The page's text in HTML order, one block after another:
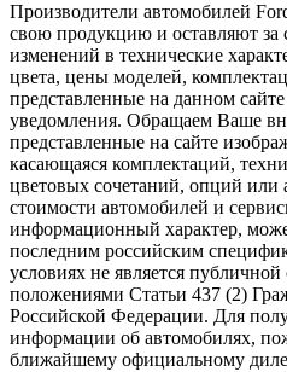
Производители автомобилей
свою продукцию и оставляют за
изменений в технические
цвета, цены моделей,
представленные на данном
уведомления. Обращаем Ваше
представленные на сайте
касающаяся комплектаций,
цветовых сочетаний, опций или
стоимости автомобилей и
информационный характер,
последним российским
условиях не является
положениями Статьи 437 (2)
Российской Федерации. Для
информации об автомобилях,
ближайшему официальному